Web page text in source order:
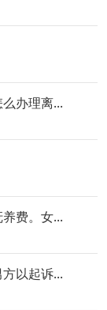
办理离...
费。女...
以起诉...